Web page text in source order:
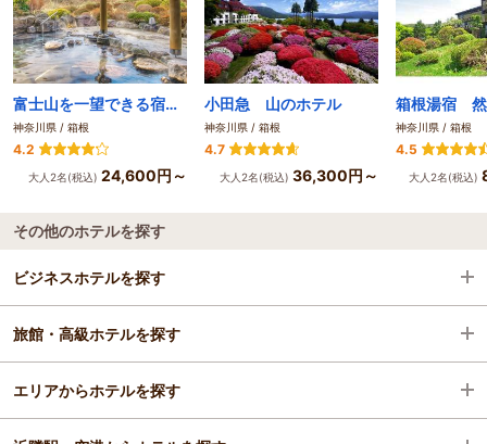
富士山を一望できる宿 ホテルグリーンプラザ箱根
神奈川県 / 箱根
4.2
大人2名(税込) 24,600円～
小田急 山のホテル
神奈川県 / 箱根
4.7
大人2名(税込) 36,300円～
箱根湯宿 然
神奈川県 / 箱根
4.5
大人2名(税込)
その他のホテルを探す
ビジネスホテルを探す
神奈川県
箱根
旅館・高級ホテルを探す
神奈川県
エリアからホテルを探す